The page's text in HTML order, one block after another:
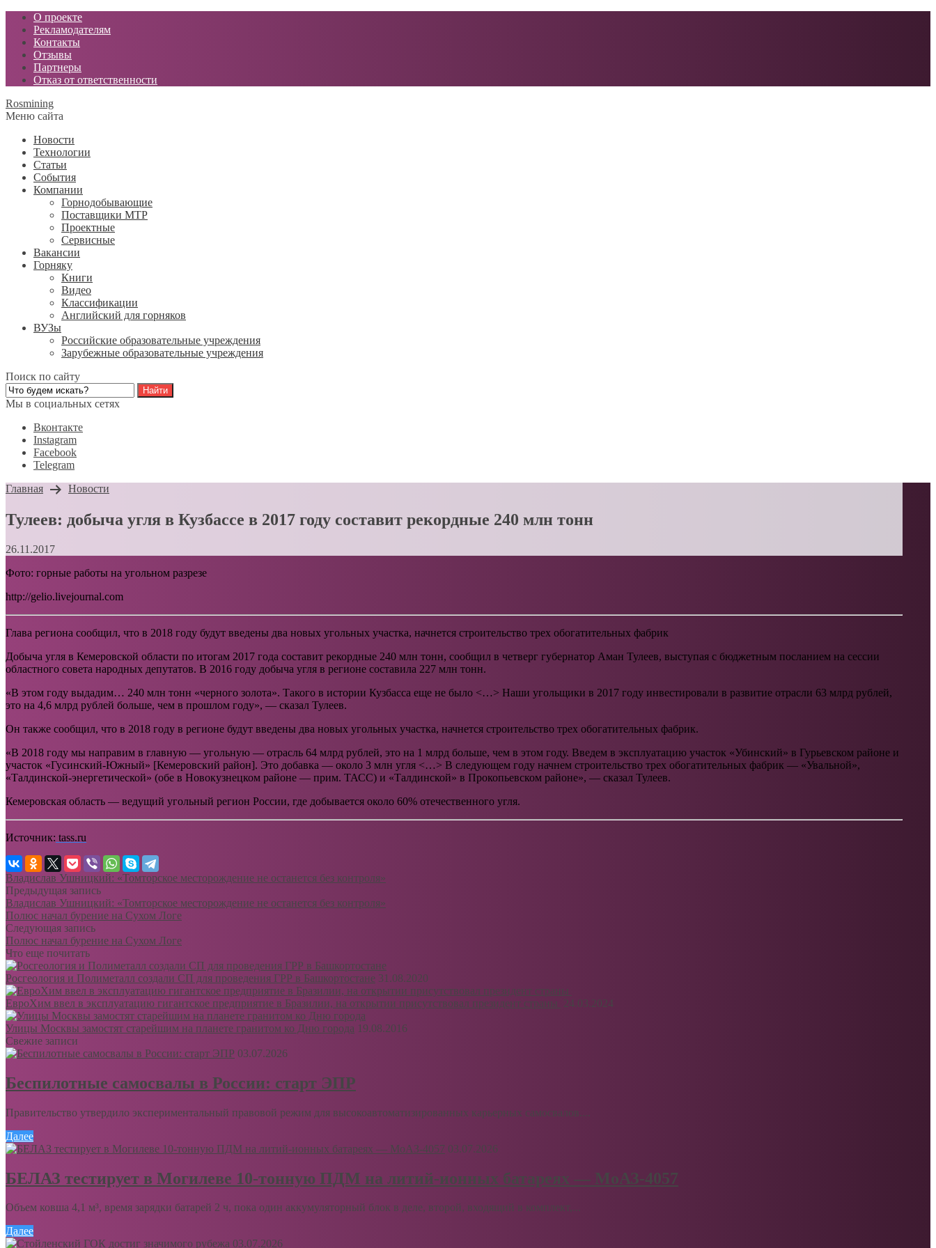
О проекте
Рекламодателям
Контакты
Отзывы
Партнеры
Отказ от ответственности
Rosmining
Меню сайта
Новости
Технологии
Статьи
События
Компании
Горнодобывающие
Поставщики МТР
Проектные
Сервисные
Вакансии
Горняку
Книги
Видео
Классификации
Английский для горняков
ВУЗы
Российские образовательные учреждения
Зарубежные образовательные учреждения
Поиск по сайту
Мы в социальных сетях
Вконтакте
Instagram
Facebook
Telegram
Главная
Новости
Тулеев: добыча угля в Кузбассе в 2017 году составит рекордные 240 млн тонн
26.11.2017
Фото: горные работы на угольном разрезе
http://gelio.livejournal.com
Глава региона сообщил, что в 2018 году будут введены два новых угольных участка, начнется строительство трех обогатительных фабрик
Добыча угля в Кемеровской области по итогам 2017 года составит рекордные 240 млн тонн, сообщил в четверг губернатор Аман Тулеев, выступая с бюджетным посланием на сессии
областного совета народных депутатов. В 2016 году добыча угля в регионе составила 227 млн тонн.
«В этом году выдадим… 240 млн тонн «черного золота». Такого в истории Кузбасса еще не было <…> Наши угольщики в 2017 году инвестировали в развитие отрасли 63 млрд рублей,
это на 4,6 млрд рублей больше, чем в прошлом году», — сказал Тулеев.
Он также сообщил, что в 2018 году в регионе будут введены два новых угольных участка, начнется строительство трех обогатительных фабрик.
«В 2018 году мы направим в главную — угольную — отрасль 64 млрд рублей, это на 1 млрд больше, чем в этом году. Введем в эксплуатацию участок «Убинский» в Гурьевском районе и
участок «Гусинский-Южный» [Кемеровский район]. Это добавка — около 3 млн угля <…> В следующем году начнем строительство трех обогатительных фабрик — «Увальной»,
«Талдинской-энергетической» (обе в Новокузнецком районе — прим. ТАСС) и «Талдинской» в Прокопьевском районе», — сказал Тулеев.
Кемеровская область — ведущий угольный регион России, где добывается около 60% отечественного угля.
Источник: tass.ru
Владислав Ушницкий: «Томторское месторождение не останется без контроля»
Предыдущая запись
Владислав Ушницкий: «Томторское месторождение не останется без контроля»
Полюс начал бурение на Сухом Логе
Следующая запись
Полюс начал бурение на Сухом Логе
Что еще почитать
Росгеология и Полиметалл создали СП для проведения ГРР в Башкортостане 31.08.2020
ЕвроХим ввел в эксплуатацию гигантское предприятие в Бразилии, на открытии присутствовал президент страны 24.03.2024
Улицы Москвы замостят старейшим на планете гранитом ко Дню города 19.08.2016
Свежие записи
03.07.2026
Беспилотные самосвалы в России: старт ЭПР
Правительство утвердило экспериментальный правовой режим для высокоавтоматизированных карьерных самосвалов....
Далее
03.07.2026
БЕЛАЗ тестирует в Могилеве 10-тонную ПДМ на литий-ионных батареях — МоАЗ-4057
Объем ковша 4,1 м³, время зарядки батарей 2 ч, пока один аккумуляторный блок в деле, второй, входящий в комплект,...
Далее
03.07.2026